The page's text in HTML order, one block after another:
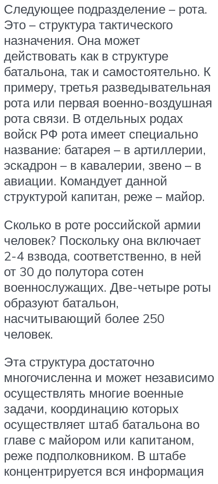
Следующее подразделение – рота.
Это – структура тактического
назначения. Она может
действовать как в структуре
батальона, так и самостоятельно. К
примеру, третья разведывательная
рота или первая военно-воздушная
рота связи. В отдельных родах
войск РФ рота имеет специально
название: батарея – в артиллерии,
эскадрон – в кавалерии, звено – в
авиации. Командует данной
структурой капитан, реже – майор.
Сколько в роте российской армии
человек? Поскольку она включает
2-4 взвода, соответственно, в ней
от 30 до полутора сотен
военнослужащих. Две-четыре роты
образуют батальон,
насчитывающий более 250
человек.
Эта структура достаточно
многочисленна и может независимо
осуществлять многие военные
задачи, координацию которых
осуществляет штаб батальона во
главе с майором или капитаном,
реже подполковником. В штабе
концентрируется вся информация